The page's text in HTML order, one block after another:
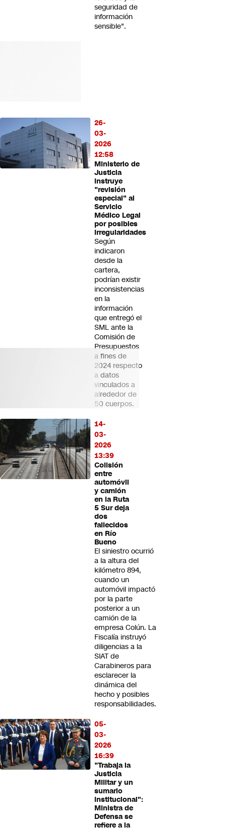
seguridad de
información
sensible".
26-
03-
2026
12:58
Ministerio de
Justicia
instruye
"revisión
especial" al
Servicio
Médico Legal
por posibles
irregularidades
Según
indicaron
desde la
cartera,
podrían existir
inconsistencias
en la
información
que entregó el
SML ante la
Comisión de
Presupuestos
a fines de
2024 respecto
a datos
vinculados a
alrededor de
50 cuerpos.
14-
03-
2026
13:39
Colisión
entre
automóvil
y camión
en la Ruta
5 Sur deja
dos
fallecidos
en Río
Bueno
El siniestro ocurrió
a la altura del
kilómetro 894,
cuando un
automóvil impactó
por la parte
posterior a un
camión de la
empresa Colún. La
Fiscalía instruyó
diligencias a la
SIAT de
Carabineros para
esclarecer la
dinámica del
hecho y posibles
responsabilidades.
05-
03-
2026
16:39
"Trabaja la
Justicia
Militar y un
sumario
institucional":
Ministra de
Defensa se
refiere a la